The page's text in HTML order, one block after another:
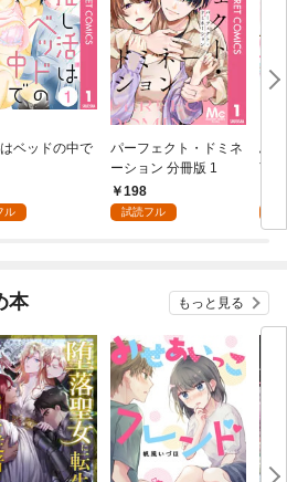
ベッドの中で
ル
パーフェクト・ドミネ
ーション 分冊版 1
198
試読フル
ふ
言
本 もっと見る